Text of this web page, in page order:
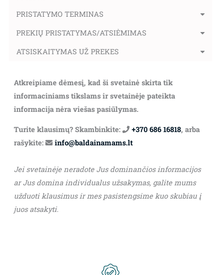
PRISTATYMO TERMINAS
PREKIŲ PRISTATYMAS/ATSIĖMIMAS
ATSISKAITYMAS UŽ PREKES
Atkreipiame dėmesį, kad ši svetainė skirta tik
informaciniams tikslams ir svetainėje pateikta
informacija nėra viešas pasiūlymas.
Turite klausimų? Skambinkite: +370 686 16818, arba
rašykite:
info@baldainamams.lt
Jei svetainėje neradote Jus dominančios informacijos
ar Jus domina individualus užsakymas, galite mums
užduoti klausimus ir mes pasistengsime kuo skubiau į
juos atsakyti.